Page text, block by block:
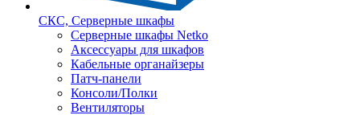
СКС, Серверные шкафы
Серверные шкафы Netko
Аксессуары для шкафов
Кабельные органайзеры
Патч-панели
Консоли/Полки
Вентиляторы